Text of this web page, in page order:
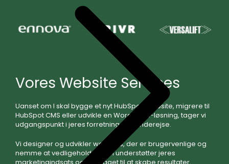
Vores Website Services
Uanset om I skal bygge et nyt HubSpot-website, migrere til
HubSpot CMS eller udvikle en WordPress-løsning, tager vi
udgangspunkt i jeres forretning og kunderejse.
Vi designer og udvikler websites, der er brugervenlige og
nemme at vedligeholde, som understøtter jeres
marketingindsats og er bygget til at skabe resultater.